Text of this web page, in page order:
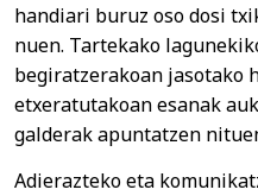
handiari buruz oso dosi
nuen. Tartekako
begiratzerakoan jasotako
etxeratutakoan esanak
galderak apuntatzen
Adierazteko eta